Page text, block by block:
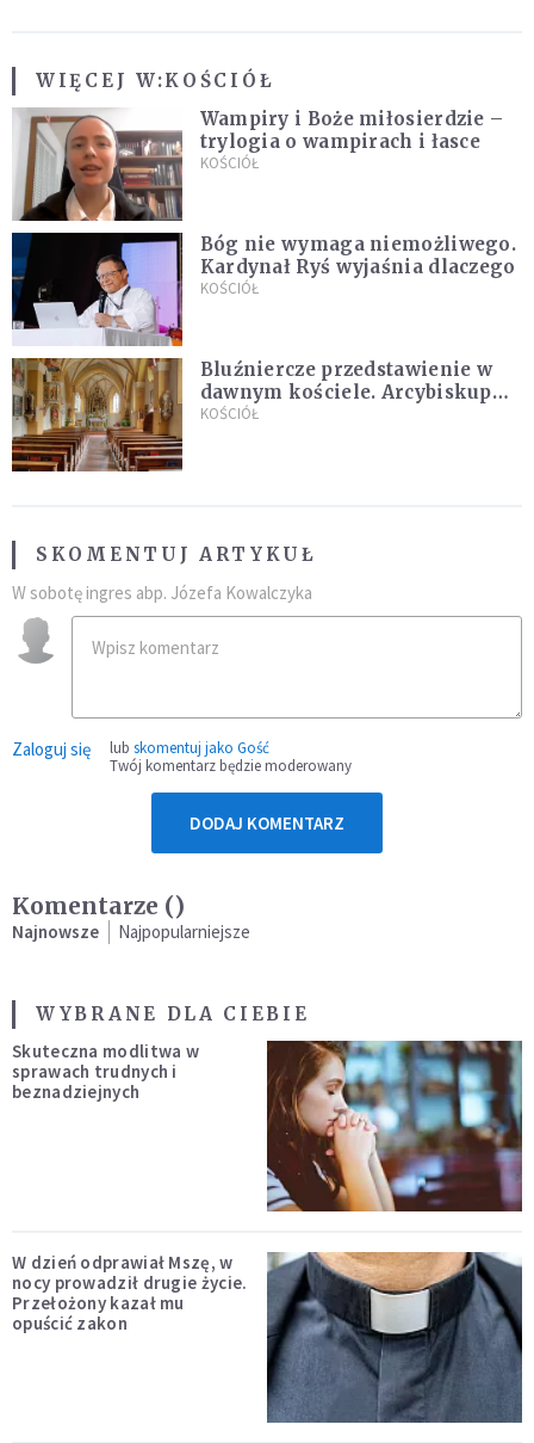
WIĘCEJ W:KOŚCIÓŁ
Wampiry i Boże miłosierdzie –
trylogia o wampirach i łasce
KOŚCIÓŁ
Bóg nie wymaga niemożliwego.
Kardynał Ryś wyjaśnia dlaczego
KOŚCIÓŁ
Bluźniercze przedstawienie w
dawnym kościele. Arcybiskup
stanowczo reaguje
KOŚCIÓŁ
SKOMENTUJ ARTYKUŁ
W sobotę ingres abp. Józefa Kowalczyka
Zaloguj się lub skomentuj jako Gość
Twój komentarz będzie moderowany
DODAJ KOMENTARZ
Komentarze ()
Najnowsze Najpopularniejsze
WYBRANE DLA CIEBIE
Skuteczna modlitwa w
sprawach trudnych i
beznadziejnych
W dzień odprawiał Mszę, w
nocy prowadził drugie życie.
Przełożony kazał mu
opuścić zakon